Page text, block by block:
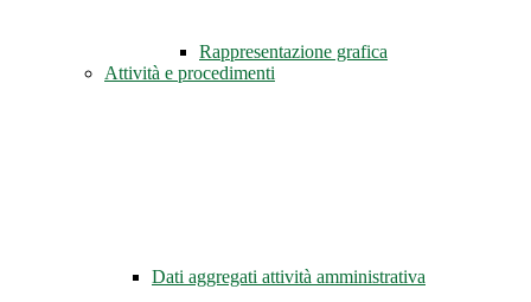
Rappresentazione grafica
Attività e procedimenti
Dati aggregati attività amministrativa